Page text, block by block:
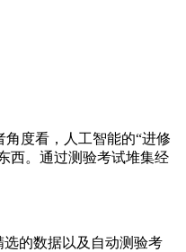
度看，人工智能的“进修
西。通过测验考试堆集经
的数据以及自动测验考